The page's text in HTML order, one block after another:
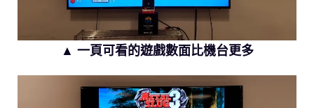
▲ 一頁可看的遊戲數面比機台更多